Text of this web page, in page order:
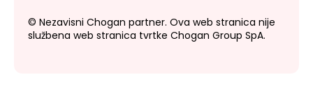
© Nezavisni Chogan partner. Ova web stranica nije
službena web stranica tvrtke Chogan Group SpA.